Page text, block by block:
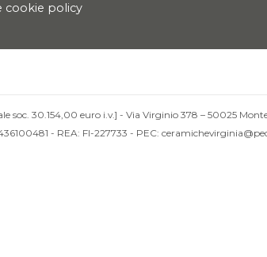
cookie policy
soc. 30.154,00 euro i.v.] - Via Virginio 378 – 50025
- REA: FI-227733 - PEC: